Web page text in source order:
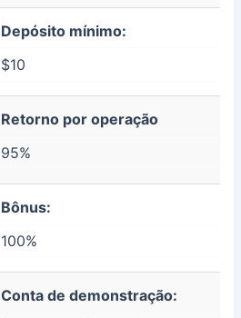
Depósito mínimo:
$10
Retorno por operação
95%
Bônus:
100%
Conta de demonstração: